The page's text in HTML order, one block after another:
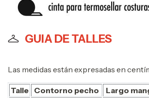
GUIA DE TALLES
Las medidas están expresadas en
Talle Contorno pecho Largo